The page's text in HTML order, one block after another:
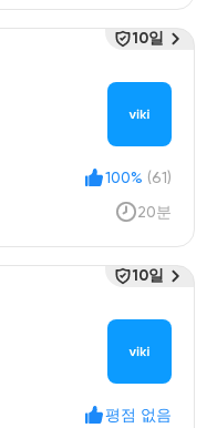
100% (61)
20분
10일
평점 없음
10일